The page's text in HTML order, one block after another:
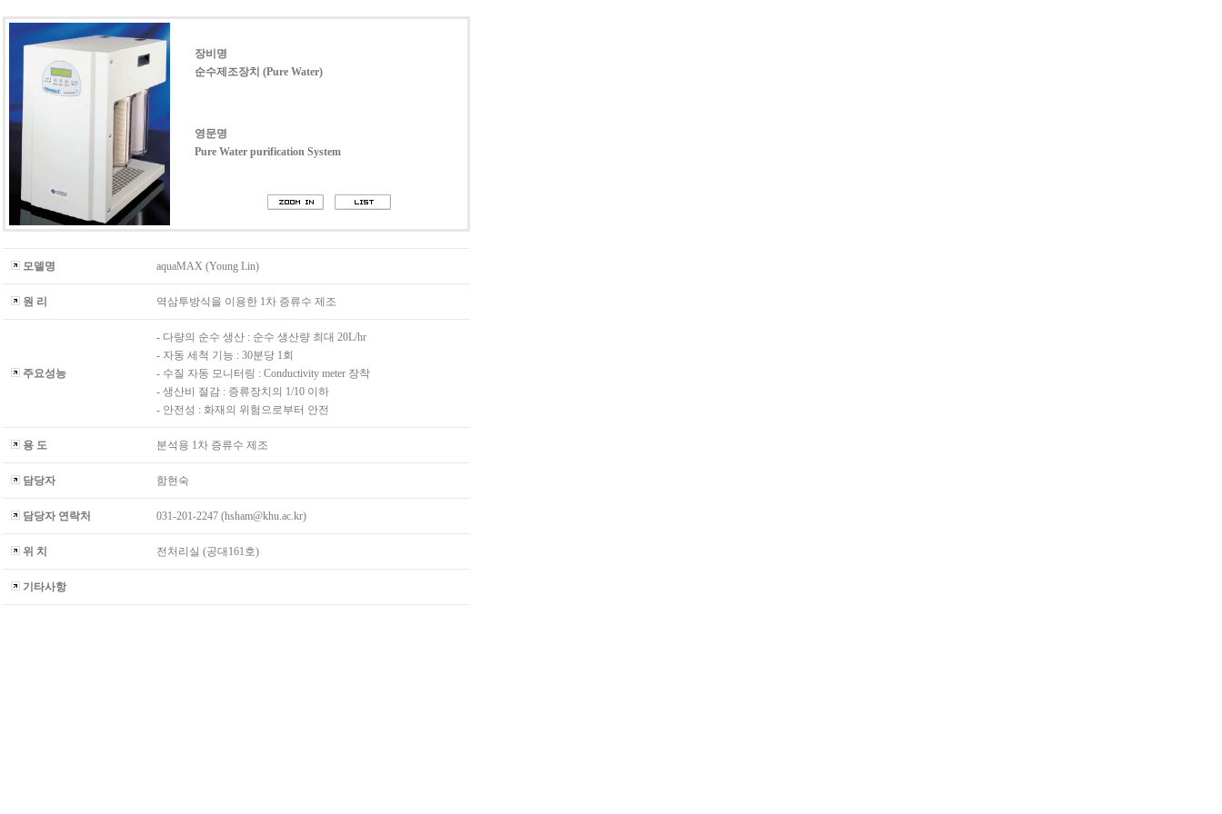
장비명
순수제조장치 (Pure Water)
영문명
Pure Water purification System
모델명 aquaMAX (Young Lin)
원 리 역삼투방식을 이용한 1차 증류수 제조
주요성능
- 다량의 순수 생산 : 순수 생산량 최대 20L/hr
- 자동 세척 기능 : 30분당 1회
- 수질 자동 모니터링 : Conductivity meter 장착
- 생산비 절감 : 증류장치의 1/10 이하
- 안전성 : 화재의 위험으로부터 안전
용 도 분석용 1차 증류수 제조
담당자 함현숙
담당자 연락처 031-201-2247 (hsham@khu.ac.kr)
위 치 전처리실 (공대161호)
기타사항